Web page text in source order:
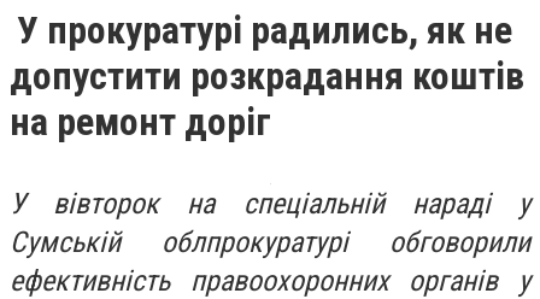
У прокуратурі радились, як не
допустити розкрадання коштів
на ремонт доріг
У вівторок на спеціальній нараді у
Сумській облпрокуратурі обговорили
ефективність правоохоронних органів у